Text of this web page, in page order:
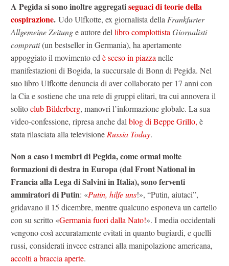
A Pegida si sono inoltre aggregatiseguaci di teorie della
cospirazione. Udo Ulfkotte, ex giornalista dellaFrankfurter
Allgemeine Zeitunge autore dellibro complottistaGiornalisti
comprati(un bestseller in Germania), ha apertamente
appoggiato il movimento edè sceso in piazzanelle
manifestazioni di Bogida, la succursale di Bonn di Pegida. Nel
suo libro Ulfkotte denuncia di aver collaborato per 17 anni con
la Cia e sostiene che una rete di gruppi elitari, tra cui annovera il
solitoclub Bilderberg, manovri l’informazione globale. La sua
video-confessione, ripresa anche dalblog di Beppe Grillo, è
stata rilasciata alla televisioneRussia Today.
Non a caso i membri di Pegida, come ormai molte
formazioni di destra in Europa (dal Front National in
Francia alla Lega di Salvini in Italia), sono ferventi
ammiratori di Putin: «Putin, hilfe uns!», “Putin, aiutaci”,
gridavano il 15 dicembre, mentre qualcuno esponeva un cartello
con su scritto «Germania fuori dalla Nato!». I media occidentali
vengono così accuratamente evitati in quanto bugiardi, e quelli
russi, considerati invece estranei alla manipolazione americana,
accolti a braccia aperte.